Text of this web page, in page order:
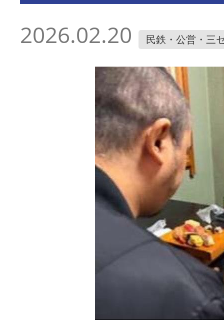
2026.02.20 民鉄・公営・三